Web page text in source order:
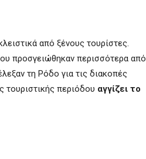
από ξένους τουρίστες.
προσγειώθηκαν περισσότερα από
τη Ρόδο για τις διακοπές
τουριστικής περιόδου αγγίζει το